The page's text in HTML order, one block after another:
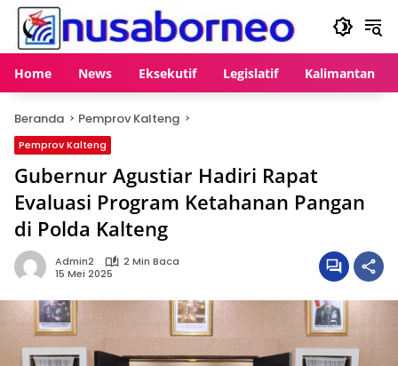
Langsung
konten
Home News Eksekutif Legislatif Kalimantan
Beranda Pemprov Kalteng
Pemprov Kalteng
Gubernur Agustiar Hadiri Rapat
Evaluasi Program Ketahanan Pangan
di Polda Kalteng
Admin2
2 Min Baca
15 Mei 2025